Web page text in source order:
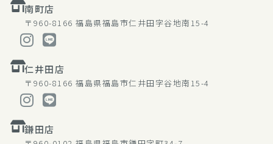
南町店
〒960-8166 福島県福島市仁井田字谷地南15-4
仁井田店
〒960-8166 福島県福島市仁井田字谷地南15-4
鎌田店